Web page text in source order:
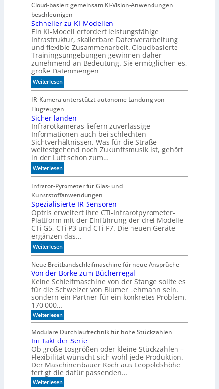
e
n
n
d
i
e
K
I
m
i
t
d
e
n
k
t
Cloud-basiert gemeinsam KI-Vision-Anwendungen
beschleunigen
Schneller zu KI-Modellen
Ein KI-Modell erfordert leistungsfähige
Infrastruktur, skalierbare Datenverarbeitung
und flexible Zusammenarbeit. Cloudbasierte
Trainingsumgebungen gewinnen daher
zunehmend an Bedeutung. Sie ermöglichen es,
große Datenmengen…
Weiterlesen:
S
c
h
n
e
l
l
e
r
z
u
K
I
-
M
o
d
e
l
l
e
n
IR-Kamera unterstützt autonome Landung von
Flugzeugen
Sicher landen
Infrarotkameras liefern zuverlässige
Informationen auch bei schlechten
Sichtverhältnissen. Was für die Straße
weitestgehend noch Zukunftsmusik ist, gehört
in der Luft schon zum…
Weiterlesen:
S
i
c
h
e
r
l
a
n
d
e
n
Infrarot-Pyrometer für Glas- und
Kunststoffanwendungen
Spezialisierte IR-Sensoren
Optris erweitert ihre CTi-Infrarotpyrometer-
Plattform mit der Einführung der drei Modelle
CTi G5, CTi P3 und CTi P7. Die neuen Geräte
ergänzen das…
Weiterlesen:
S
p
e
z
a
i
s
i
e
t
e
I
R
Neue Breitbandschleifmaschine für neue Ansprüche
Von der Borke zum Bücherregal
Keine Schleifmaschine von der Stange sollte es
für die Schweizer von Blumer Lehmann sein,
sondern ein Partner für ein konkretes Problem.
170.000…
Weiterlesen:
V
o
n
d
e
r
B
o
r
k
Modulare Durchlauftechnik für hohe Stückzahlen
Im Takt der Serie
Ob große Losgrößen oder kleine Stückzahlen –
Flexibilität wünscht sich wohl jede Produktion.
Der Maschinenbauer Koch aus Leopoldshöhe
fertigt die dafür passenden…
Weiterlesen: